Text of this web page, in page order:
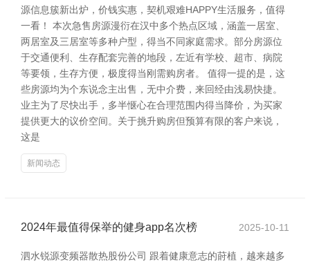
源信息簇新出炉，价钱实惠，契机艰难HAPPY生活服务，值得
一看！ 本次急售房源漫衍在汉中多个热点区域，涵盖一居室、
两居室及三居室等多种户型，得当不同家庭需求。部分房源位
于交通便利、生存配套完善的地段，左近有学校、超市、病院
等要领，生存方便，极度得当刚需购房者。 值得一提的是，这
些房源均为个东说念主出售，无中介费，来回经由浅易快捷。
业主为了尽快出手，多半惬心在合理范围内得当降价，为买家
提供更大的议价空间。关于挑升购房但预算有限的客户来说，
这是
新闻动态
2024年最值得保举的健身app名次榜 2025-10-11
泗水锐源变频器散热股份公司 跟着健康意志的莳植，越来越多